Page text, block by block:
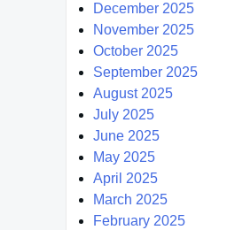
December 2025
November 2025
October 2025
September 2025
August 2025
July 2025
June 2025
May 2025
April 2025
March 2025
February 2025